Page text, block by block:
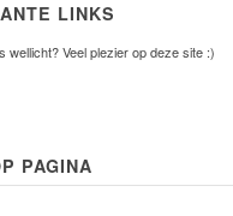
LINKS
wellicht? Veel plezier op deze site :)
PAGINA